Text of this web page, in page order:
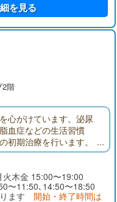
を見る
2階
心がけています。泌尿
血症などの生活習慣
初期治療を行います。
ー）は当院にて検査い
影し、当日に診察でき
。患者様の状態に一番
木金 15:00〜19:00
〜11:50､14:50〜18:50
ます 開始・終了時間は